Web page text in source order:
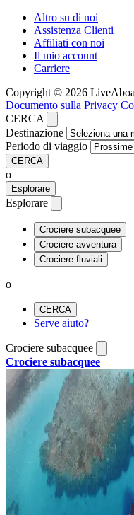
Altro su di noi
Assistenza Clienti
Affiliati con noi
Il mio account
Carriere
Copyright © 2026
Documento sulla Privacy
CERCA
Destinazione
Periodo di viaggio
CERCA
o
Esplorare
Esplorare
Crociere subacquee
Crociere avventura
Crociere fluviali
o
CERCA
Serve aiuto?
Crociere subacquee
Crociere subacquee